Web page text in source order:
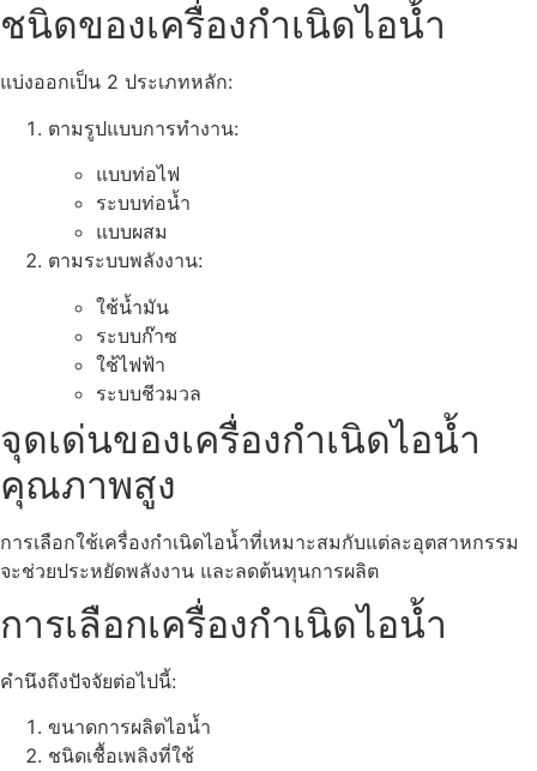
ชนิดของเครื่องกำเนิดไอน้ำ
แบ่งออกเป็น 2 ประเภทหลัก:
ตามรูปแบบการทำงาน:
แบบท่อไฟ
ระบบท่อน้ำ
แบบผสม
ตามระบบพลังงาน:
ใช้น้ำมัน
ระบบก๊าซ
ใช้ไฟฟ้า
ระบบชีวมวล
จุดเด่นของเครื่องกำเนิดไอน้ำ
คุณภาพสูง
การเลือกใช้เครื่องกำเนิดไอน้ำที่เหมาะสมกับแต่ละอุตสาหกรรม
จะช่วยประหยัดพลังงาน และลดต้นทุนการผลิต
การเลือกเครื่องกำเนิดไอน้ำ
คำนึงถึงปัจจัยต่อไปนี้:
ขนาดการผลิตไอน้ำ
ชนิดเชื้อเพลิงที่ใช้